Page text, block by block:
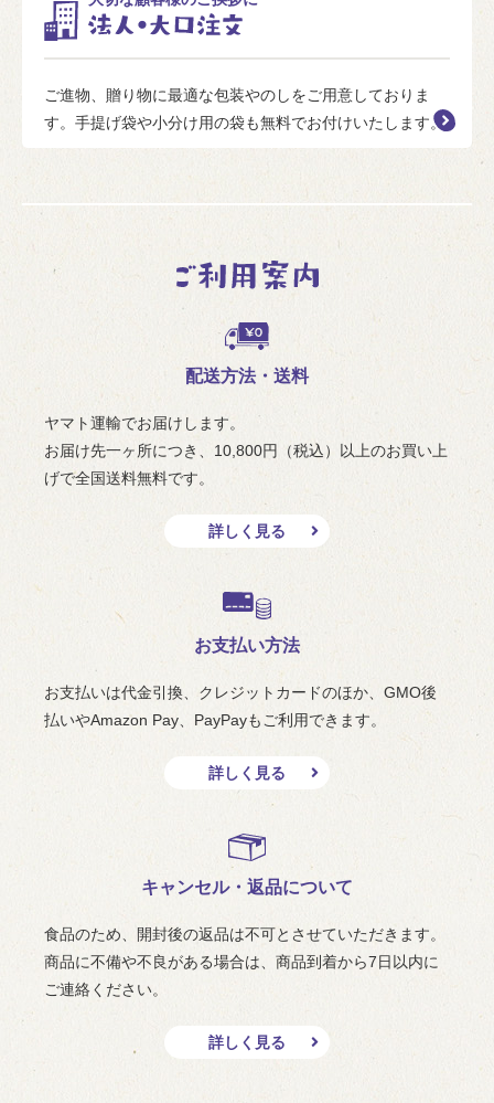
ご進物、贈り物に最適な包装やのしをご用意しておりま
す。手提げ袋や小分け用の袋も無料でお付けいたします。
配送方法・送料
ヤマト運輸でお届けします。
お届け先一ヶ所につき、10,800円（税込）以上のお買い上
げで全国送料無料です。
詳しく見る
お支払い方法
お支払いは代金引換、クレジットカードのほか、GMO後
払いやAmazon Pay、PayPayもご利用できます。
詳しく見る
キャンセル・返品について
食品のため、開封後の返品は不可とさせていただきます。
商品に不備や不良がある場合は、商品到着から7日以内に
ご連絡ください。
詳しく見る